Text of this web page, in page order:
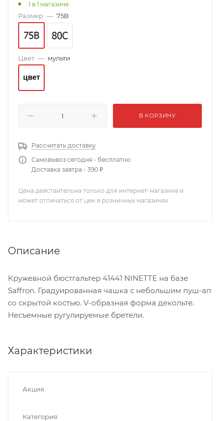
: 1 в 1 магазине
Размер — 75B
Цвет — мульти
В КОРЗИНУ
Рассчитать доставку
Самовывоз сегодня - бесплатно
Доставка завтра - 390 ₽
Цена действительна только для интернет-магазина и
может отличаться от цен в розничных магазинах
Описание
Кружевной бюстгальтер 41441 NINETTE на базе
Saffron. Градуированная чашка с небольшим пуш-ап
со скрытой костью. V-образная форма декольте.
Несъемные ругулируемые бретели.
Характеристики
Акция
Категория